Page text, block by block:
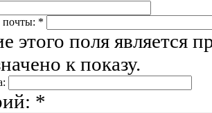
почты: *
этого поля является
к показу.
*